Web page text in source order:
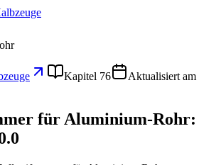
Kapitel 76
Aktualisiert am
für Aluminium-Rohr: